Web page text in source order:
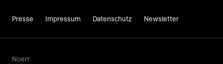
Presse Impressum Datenschutz Newsletter
Noerr